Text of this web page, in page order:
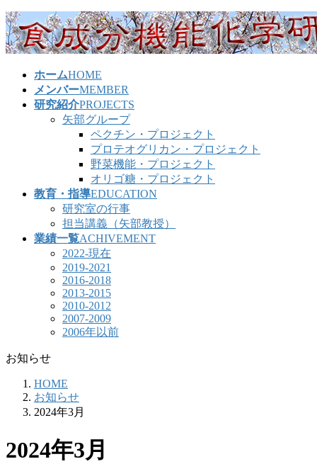
コ
ン
テ
ナ
ビ
ゲ
ホームHOME
メンバーMEMBER
研究紹介PROJECTS
矢部グループ
ペクチン・プロジェクト
プロテオグリカン・プロジェクト
野菜機能・プロジェクト
オリゴ糖・プロジェクト
教育・指導EDUCATION
研究室の行事
担当講義（矢部教授）
業績一覧ACHIVEMENT
2022-現在
2019-2021
2016-2018
2013-2015
2010-2012
2007-2009
2006年以前
お知らせ
HOME
お知らせ
2024年3月
2024年3月